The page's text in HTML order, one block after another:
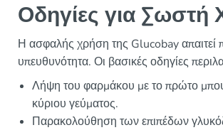
Οδηγίες για Σωστή
Η ασφαλής χρήση της Glucobay απαιτεί
υπευθυνότητα. Οι βασικές οδηγίες
Λήψη του φαρμάκου με το πρώτο
κύριου γεύματος.
Παρακολούθηση των επιπέδων